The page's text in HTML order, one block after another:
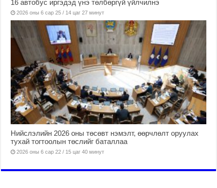
16 автобус иргэдэд үнэ төлбөргүй үйлчилнэ
2026 оны 6 сар 25 / 14 цаг 27 минут
Нийслэлийн 2026 оны төсөвт нэмэлт, өөрчлөлт оруулах
тухай тогтоолын төслийг баталлаа
2026 оны 6 сар 22 / 15 цаг 40 минут